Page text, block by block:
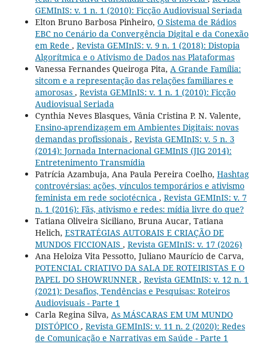
GEMInIS: v. 1 n. 1 (2010): Ficção Audiovisual Seriada
Elton Bruno Barbosa Pinheiro, O Sistema de Rádios
EBC no Cenário da Convergência Digital e da Conexão
em Rede , Revista GEMInIS: v. 9 n. 1 (2018): Distopia
Algorítmica e o Ativismo de Dados nas Plataformas
Vanessa Fernandes Queiroga Pita, A Grande Família:
sitcom e a representação das relações familiares e
amorosas , Revista GEMInIS: v. 1 n. 1 (2010): Ficção
Audiovisual Seriada
Cynthia Neves Blasques, Vânia Cristina P. N. Valente,
Ensino-aprendizagem em Ambientes Digitais: novas
demandas profissionais , Revista GEMInIS: v. 5 n. 3
(2014): Jornada Internacional GEMInIS (JIG 2014):
Entretenimento Transmídia
Patrícia Azambuja, Ana Paula Pereira Coelho, Hashtag
controvérsias: ações, vínculos temporários e ativismo
feminista em rede sociotécnica , Revista GEMInIS: v. 7
n. 1 (2016): Fãs, ativismo e redes: mídia livre do que?
Tatiana Oliveira Siciliano, Bruna Aucar, Tatiana
Helich, ESTRATÉGIAS AUTORAIS E CRIAÇÃO DE
MUNDOS FICCIONAIS , Revista GEMInIS: v. 17 (2026)
Ana Heloiza Vita Pessotto, Juliano Maurício de Carva,
POTENCIAL CRIATIVO DA SALA DE ROTEIRISTAS E O
PAPEL DO SHOWRUNNER, Revista GEMInIS: v. 12 n. 1
(2021): Desafios, Tendências e Pesquisas: Roteiros
Audiovisuais - Parte 1
Carla Regina Silva, As MÁSCARAS EM UM MUNDO
DISTÓPICO , Revista GEMInIS: v. 11 n. 2 (2020): Redes
de Comunicação e Narrativas em Saúde - Parte 1